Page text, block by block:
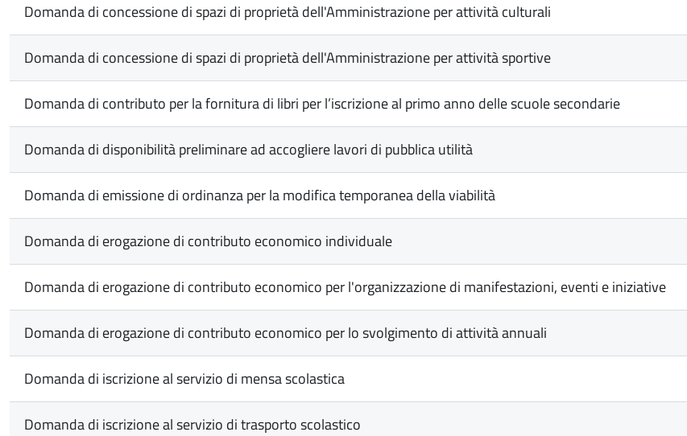
Domanda di concessione di spazi di proprietà dell'Amministrazione per attività culturali
Domanda di concessione di spazi di proprietà dell'Amministrazione per attività sportive
Domanda di contributo per la fornitura di libri per l’iscrizione al primo anno delle scuole secondarie
Domanda di disponibilità preliminare ad accogliere lavori di pubblica utilità
Domanda di emissione di ordinanza per la modifica temporanea della viabilità
Domanda di erogazione di contributo economico individuale
Domanda di erogazione di contributo economico per l'organizzazione di manifestazioni, eventi e iniziative
Domanda di erogazione di contributo economico per lo svolgimento di attività annuali
Domanda di iscrizione al servizio di mensa scolastica
Domanda di iscrizione al servizio di trasporto scolastico